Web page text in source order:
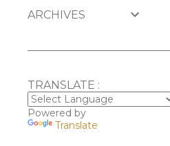
ARCHIVES
TRANSLATE :
Powered by
Translate